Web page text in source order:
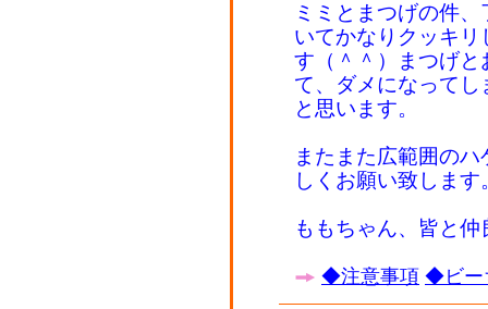
ミミとまつげの件
いてかなりクッキ
す（＾＾）まつげ
て、ダメになって
と思います。
またまた広範囲の
しくお願い致します
ももちゃん、皆と
◆注意事項 ◆ビー